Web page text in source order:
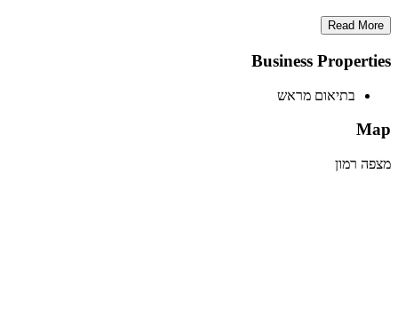
Read More
Business Properties
בתיאום מראש
Map
מצפה רמון